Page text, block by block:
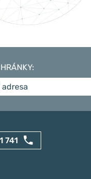
:
741